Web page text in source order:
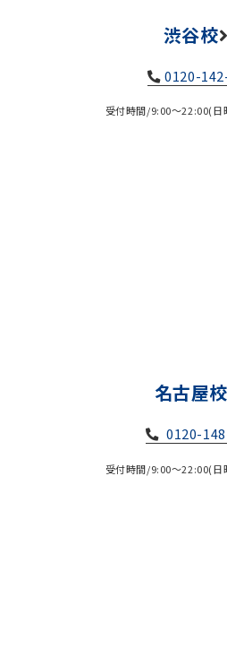
渋谷校
0120-
受付時間/9:00～22:00(日
名古屋校
0120-
受付時間/9:00～22:00(日